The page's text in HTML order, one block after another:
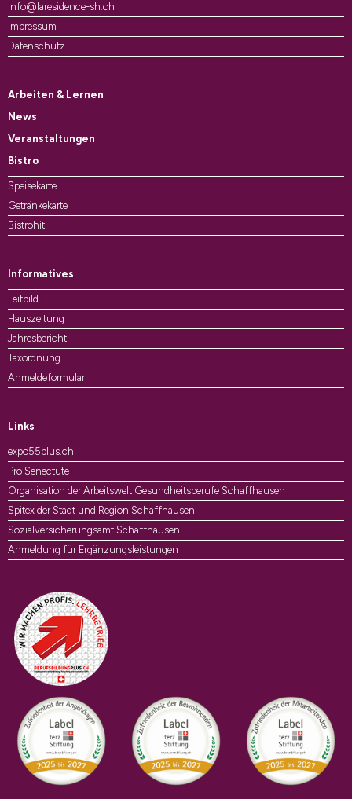
info@laresidence-sh.ch
Impressum
Datenschutz
Arbeiten & Lernen
News
Veranstaltungen
Bistro
Speisekarte
Getränkekarte
Bistrohit
Informatives
Leitbild
Hauszeitung
Jahresbericht
Taxordnung
Anmeldeformular
Links
expo55plus.ch
Pro Senectute
Organisation der Arbeitswelt Gesundheitsberufe Schaffhausen
Spitex der Stadt und Region Schaffhausen
Sozialversicherungsamt Schaffhausen
Anmeldung für Ergänzungsleistungen
Auszeichnungen